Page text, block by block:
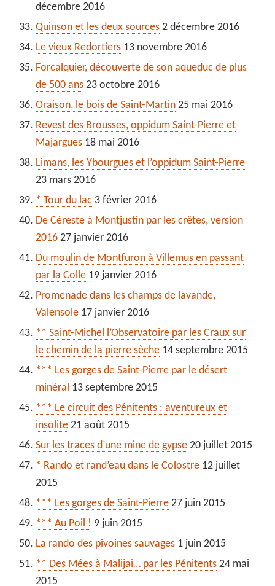
décembre 2016
Quinson et les deux sources 2 décembre 2016
Le vieux Redortiers 13 novembre 2016
Forcalquier, découverte de son aqueduc de plus
de 500 ans 23 octobre 2016
Oraison, le bois de Saint-Martin 25 mai 2016
Revest des Brousses, oppidum Saint-Pierre et
Majargues 18 mai 2016
Limans, les Ybourgues et l’oppidum Saint-Pierre
23 mars 2016
* Tour du lac 3 février 2016
De Céreste à Montjustin par les crêtes, version
2016 27 janvier 2016
Du moulin de Montfuron à Villemus en passant
par la Colle 19 janvier 2016
Promenade dans les champs de lavande,
Valensole 17 janvier 2016
** Saint-Michel l’Observatoire par les Craux sur
le chemin de la pierre sèche 14 septembre 2015
*** Les gorges de Saint-Pierre par le désert
minéral 13 septembre 2015
*** Le circuit des Pénitents : aventureux et
insolite 21 août 2015
Sur les traces d’une mine de gypse 20 juillet 2015
* Rando et rand’eau dans le Colostre 12 juillet
2015
*** Les gorges de Saint-Pierre 27 juin 2015
*** Au Poil ! 9 juin 2015
La rando des pivoines sauvages 1 juin 2015
** Des Mées à Malijai… par les Pénitents 24 mai
2015